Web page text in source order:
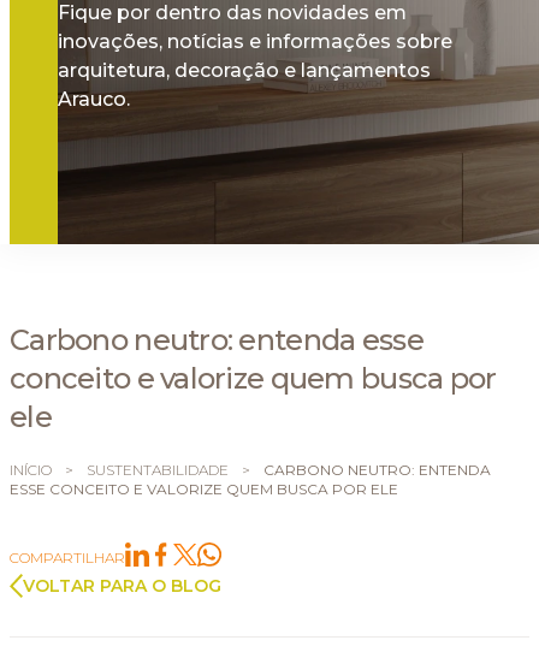
Fique por dentro das novidades em
inovações, notícias e informações sobre
arquitetura, decoração e lançamentos
Arauco.
Carbono neutro: entenda esse
conceito e valorize quem busca por
ele
INÍCIO > SUSTENTABILIDADE >
CARBONO NEUTRO: ENTENDA
ESSE CONCEITO E VALORIZE QUEM BUSCA POR ELE
COMPARTILHAR
VOLTAR PARA O BLOG